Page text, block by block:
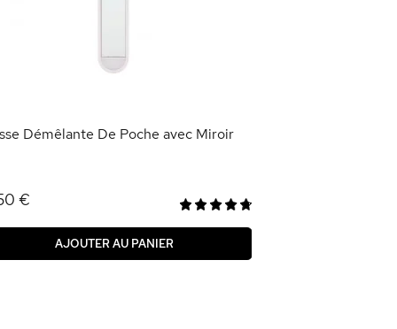
Démêlante De Poche avec Miroir
€
AJOUTER AU PANIER